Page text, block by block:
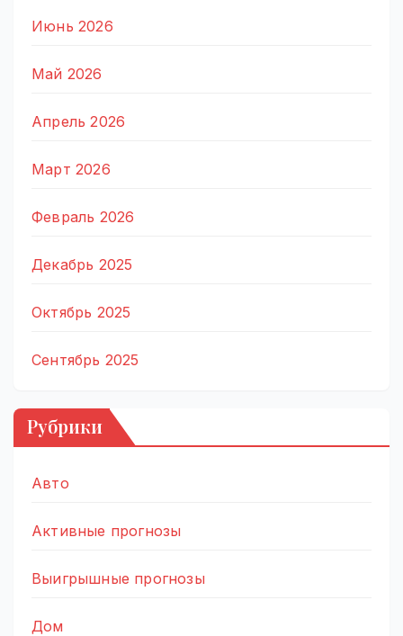
Июнь 2026
Май 2026
Апрель 2026
Март 2026
Февраль 2026
Декабрь 2025
Октябрь 2025
Сентябрь 2025
Рубрики
Авто
Активные прогнозы
Выигрышные прогнозы
Дом